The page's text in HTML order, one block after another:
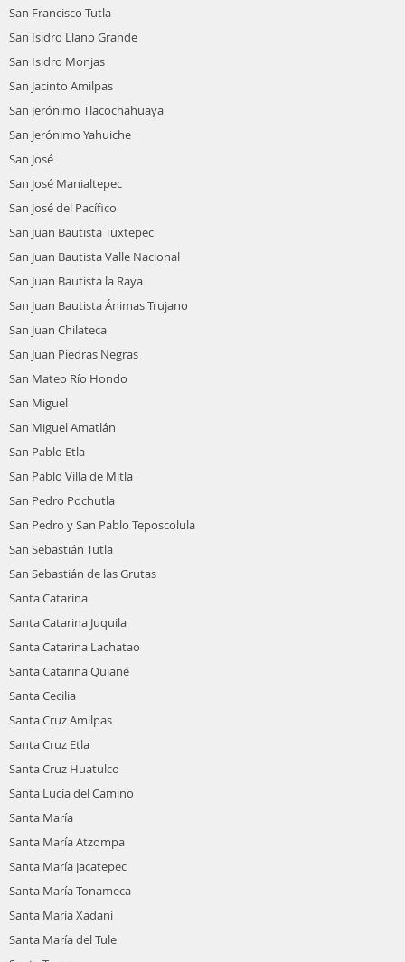
San Francisco Tutla
San Isidro Llano Grande
San Isidro Monjas
San Jacinto Amilpas
San Jerónimo Tlacochahuaya
San Jerónimo Yahuiche
San José
San José Manialtepec
San José del Pacífico
San Juan Bautista Tuxtepec
San Juan Bautista Valle Nacional
San Juan Bautista la Raya
San Juan Bautista Ánimas Trujano
San Juan Chilateca
San Juan Piedras Negras
San Mateo Río Hondo
San Miguel
San Miguel Amatlán
San Pablo Etla
San Pablo Villa de Mitla
San Pedro Pochutla
San Pedro y San Pablo Teposcolula
San Sebastián Tutla
San Sebastián de las Grutas
Santa Catarina
Santa Catarina Juquila
Santa Catarina Lachatao
Santa Catarina Quiané
Santa Cecilia
Santa Cruz Amilpas
Santa Cruz Etla
Santa Cruz Huatulco
Santa Lucía del Camino
Santa María
Santa María Atzompa
Santa María Jacatepec
Santa María Tonameca
Santa María Xadani
Santa María del Tule